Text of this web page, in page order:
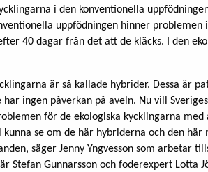
i den konventionella
uppfödningen hinner
40 dagar från det att de kläcks. I den
är så kallade hybrider. Dessa är
har ingen påverkan på aveln. Nu vill
för de ekologiska kycklingarna med
kunna se om de här hybriderna och den
säger Jenny Yngvesson som arbetar
Stefan Gunnarsson och foderexpert Lotta